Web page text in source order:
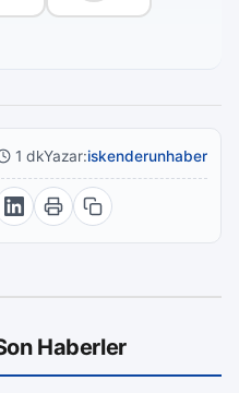
1 dkYazar:iskenderunhaber
Haberler